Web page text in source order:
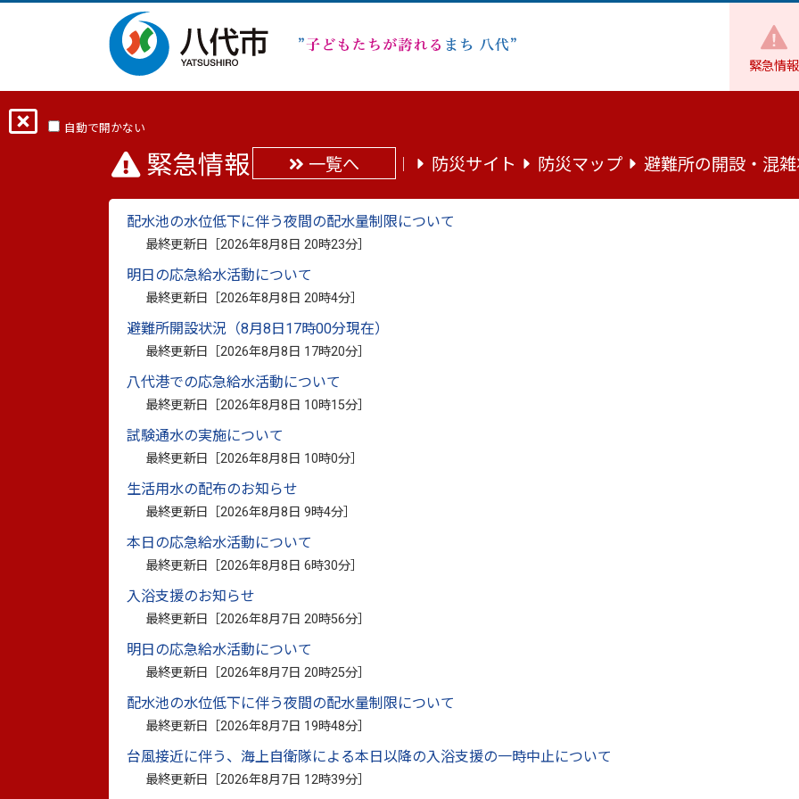
緊急情報
自動で開かない
緊急情報 一覧へ 防災サイト 防災マップ 避難所の開設・混
配水池の水位低下に伴う夜間の配水量制限について
最終更新日［2026年8月8日 20時23分
明日の応急給水活動について
最終更新日［2026年8月8日 20時4分
避難所開設状況（8月8日17時00分現在）
最終更新日［2026年8月8日 17時20分
八代港での応急給水活動について
最終更新日［2026年8月8日 10時15分
試験通水の実施について
最終更新日［2026年8月8日 10時0分
生活用水の配布のお知らせ
最終更新日［2026年8月8日 9時4分
本日の応急給水活動について
最終更新日［2026年8月8日 6時30分
入浴支援のお知らせ
最終更新日［2026年8月7日 20時56分
明日の応急給水活動について
最終更新日［2026年8月7日 20時25分
配水池の水位低下に伴う夜間の配水量制限について
最終更新日［2026年8月7日 19時48分
台風接近に伴う、海上自衛隊による本日以降の入浴支援の一時中止について
最終更新日［2026年8月7日 12時39分
障害を理由とする差別の解消の推進に関する法律(障害者差
解消法)について
法律の目的と概要
障害者差別解消法は、障がいを理由とする差別の解消を推進することにより、すべての国民が障がいの有
よって分け隔てられることなく、相互に人格と個性を尊重し合いながら共生する社会の実現を目指して、平
年6月に制定されました（施行は一部の附則を除き平成28年4月1日）。
とともに、それを実効的に推進するための基本方針や対応要領を作成すること、また、相談及び紛争の防止
められています。
併せて、障がいのある人から申し出があったときは、合理的配慮の提供が求められています。これまで合
配慮については、行政機関には義務付けられていましたが、令和6年4月から事業者にも義務付けられまし
差別解消のための措置
この法律では、差別を解消するための措置として、次のような行為を禁じています。
（1）不当な差別的取り扱い